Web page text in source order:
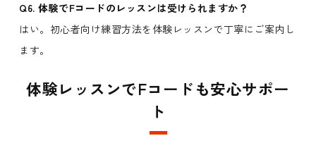
Q6. 体験でFコードのレッスンは受けられますか？
はい。初心者向け練習方法を体験レッスンで丁寧にご案内し
ます。
体験レッスンでFコードも安心サポー
ト